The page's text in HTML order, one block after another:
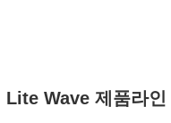
Lite Wave 제품라